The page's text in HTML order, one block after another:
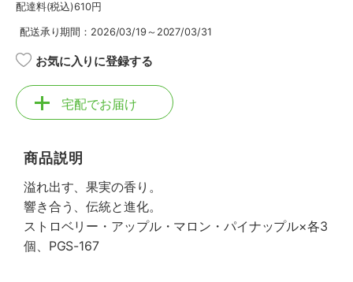
配達料(税込)610円
配送承り期間：2026/03/19～2027/03/31
お気に入りに登録する
宅配でお届け
商品説明
溢れ出す、果実の香り。
響き合う、伝統と進化。
ストロベリー・アップル・マロン・パイナップル×各3
個、PGS-167